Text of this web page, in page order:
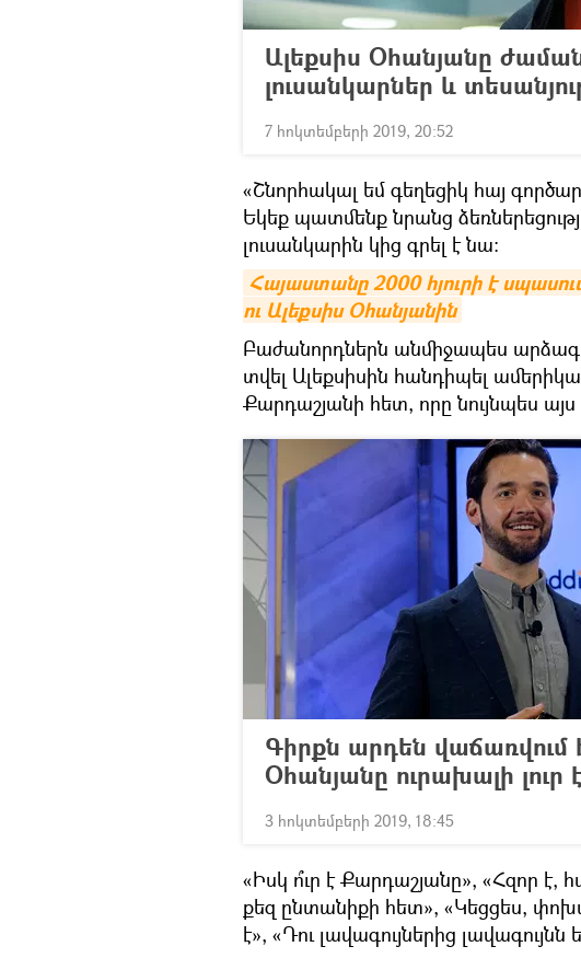
Ալեքսիս Օհանյանը
լուսանկարներ և
7 հոկտեմբերի 2019, 20:52
«Շնորհակալ եմ գեղեցիկ հայ
Եկեք պատմենք նրանց
լուսանկարին կից գրել է նա։
Հայաստանը 2000 հյուրի է
ու Ալեքսիս Օհանյանին
Բաժանորդներն անմիջապես
տվել Ալեքսիսին հանդիպել
Քարդաշյանի հետ, որը նույնպես
Գիրքն արդեն վաճառվում
Օհանյանը ուրախալի լուր
3 հոկտեմբերի 2019, 18:45
«Իսկ ո՞ւր է Քարդաշյանը», «Հզոր
քեզ ընտանիքի հետ», «Կեցցես,
է», «Դու լավագույներից